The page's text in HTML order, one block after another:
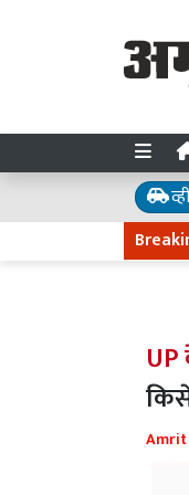
Amrit